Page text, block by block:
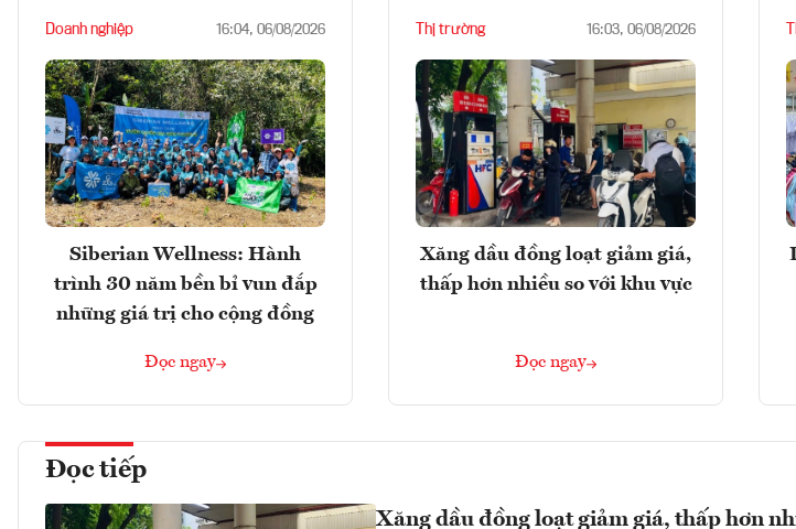
Doanh nghiệp 16:04, 06/08/2026
Siberian Wellness: Hành
trình 30 năm bền bỉ vun đắp
những giá trị cho cộng đồng
Đọc ngay
Thị trường 16:03, 06/08/2026
Xăng dầu đồng loạt giảm giá,
thấp hơn nhiều so với khu vực
Đọc ngay
Đọc tiếp
Xăng dầu đồng loạt giảm giá, thấp hơn